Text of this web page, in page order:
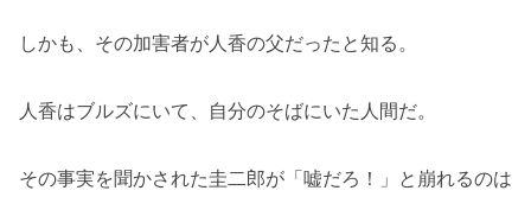
しかも、その加害者が人香の父だったと知る。
人香はブルズにいて、自分のそばにいた人間だ。
その事実を聞かされた圭二郎が「嘘だろ！」と崩れるのは